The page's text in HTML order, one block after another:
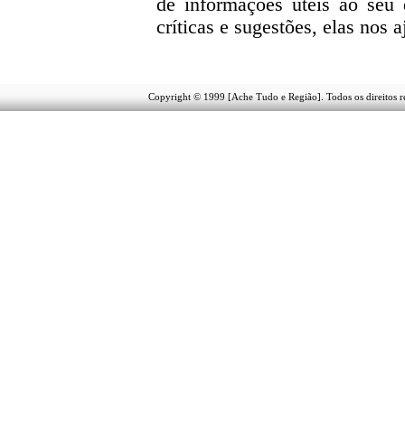
de informações úteis ao seu
críticas e sugestões, elas nos
Copyright © 1999 [Ache Tudo e Região]. Todos os direitos